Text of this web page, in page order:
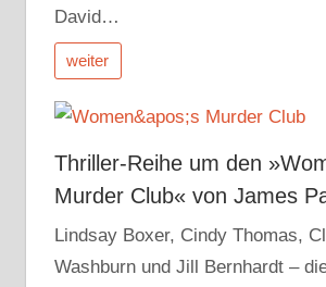
David…
weiter
Thriller-Reihe um den
Murder Club« von James
Lindsay Boxer, Cindy Thomas,
Washburn und Jill Bernhardt –